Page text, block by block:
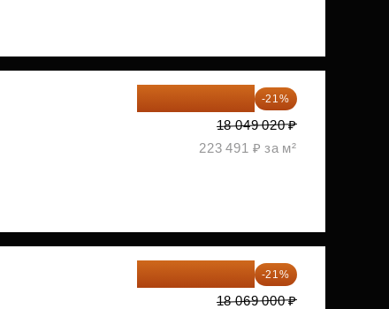
-21%
18 049 020 ₽
223 491 ₽ за м²
-21%
18 069 000 ₽